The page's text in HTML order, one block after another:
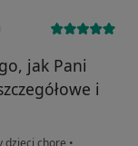
jak Pani
i